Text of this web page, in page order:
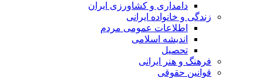
دامداری و کشاورزی ایران
زندگی و خانواده ایرانی
اطلاعات عمومی مردم
اندیشه اسلامی
تحصیل
فرهنگ و هنر ایرانی
قوانین حقوقی